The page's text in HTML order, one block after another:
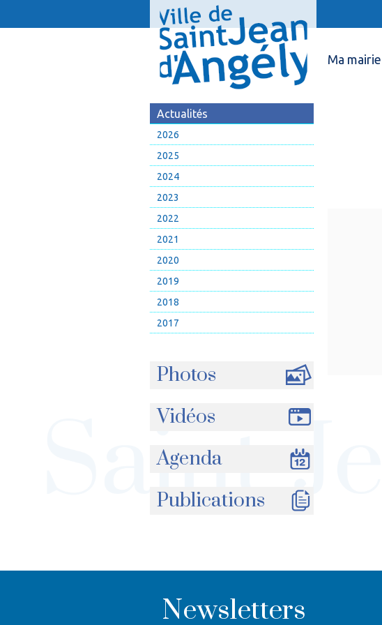
Ma mairie
Actualités
2026
2025
2024
2023
2022
2021
2020
2019
2018
2017
Photos
Vidéos
Agenda
Publications
Newsletters